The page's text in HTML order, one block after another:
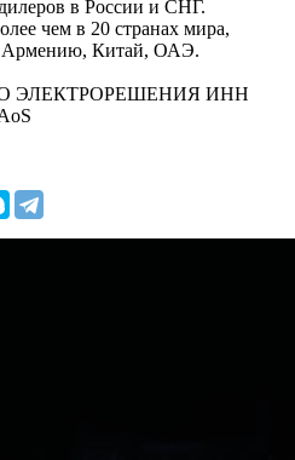
в России и СНГ.
чем в 20 странах мира,
Армению, Китай, ОАЭ.
ЭЛЕКТРОРЕШЕНИЯ ИНН